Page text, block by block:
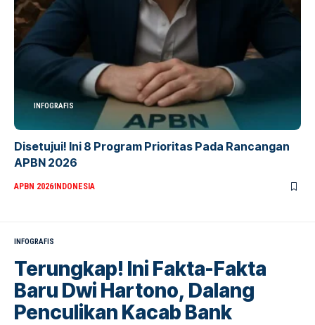
INFOGRAFIS
Disetujui! Ini 8 Program Prioritas Pada Rancangan
APBN 2026
APBN 2026INDONESIA
INFOGRAFIS
Terungkap! Ini Fakta-Fakta
Baru Dwi Hartono, Dalang
Penculikan Kacab Bank